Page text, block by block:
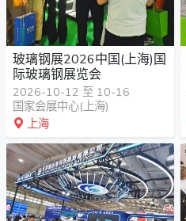
玻璃钢展2026中国(上海)国
际玻璃钢展览会
2026-10-12 至 10-16
国家会展中心(上海)
上海